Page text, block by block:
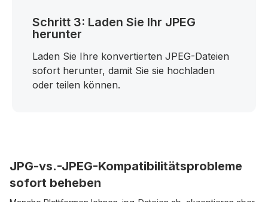
Schritt 3: Laden Sie Ihr JPEG
herunter
Laden Sie Ihre konvertierten JPEG-Dateien
sofort herunter, damit Sie sie hochladen
oder teilen können.
JPG-vs.-JPEG-Kompatibilitätsprobleme
sofort beheben